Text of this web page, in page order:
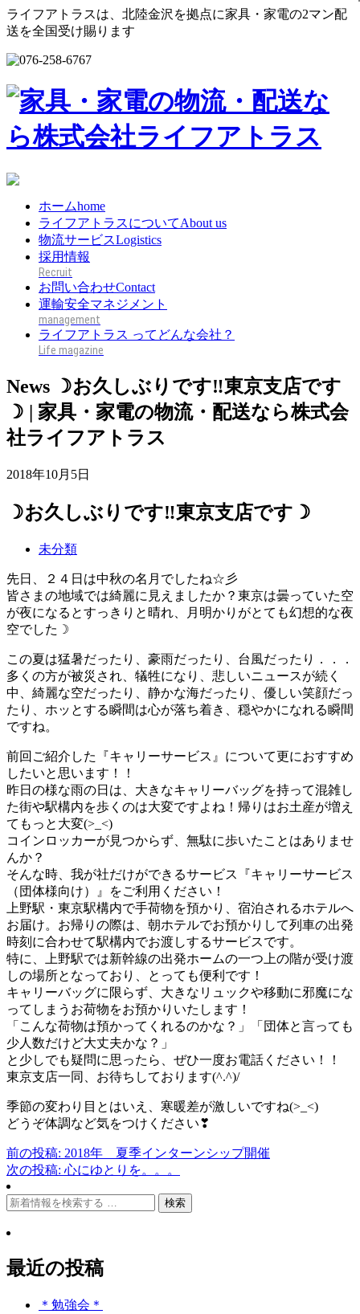
ライフアトラスは、北陸金沢を拠点に家具・家電の2マン配
送を全国受け賜ります
ホームhome
ライフアトラスについてAbout us
物流サービスLogistics
採用情報
お問い合わせContact
運輸安全マネジメント
ライフアトラス ってどんな会社？
News ☽お久しぶりです‼東京支店です
☽ | 家具・家電の物流・配送なら株式会
社ライフアトラス
2018年10月5日
☽お久しぶりです‼東京支店です☽
未分類
先日、２４日は中秋の名月でしたね☆彡
皆さまの地域では綺麗に見えましたか？東京は曇っていた空
が夜になるとすっきりと晴れ、月明かりがとても幻想的な夜
空でした☽
この夏は猛暑だったり、豪雨だったり、台風だったり．．．
多くの方が被災され、犠牲になり、悲しいニュースが続く
中、綺麗な空だったり、静かな海だったり、優しい笑顔だっ
たり、ホッとする瞬間は心が落ち着き、穏やかになれる瞬間
ですね。
前回ご紹介した『キャリーサービス』について更におすすめ
したいと思います！！
昨日の様な雨の日は、大きなキャリーバッグを持って混雑し
た街や駅構内を歩くのは大変ですよね！帰りはお土産が増え
てもっと大変(>_<)
コインロッカーが見つからず、無駄に歩いたことはありませ
んか？
そんな時、我が社だけができるサービス『キャリーサービス
（団体様向け）』をご利用ください！
上野駅・東京駅構内で手荷物を預かり、宿泊されるホテルへ
お届け。お帰りの際は、朝ホテルでお預かりして列車の出発
時刻に合わせて駅構内でお渡しするサービスです。
特に、上野駅では新幹線の出発ホームの一つ上の階が受け渡
しの場所となっており、とっても便利です！
キャリーバッグに限らず、大きなリュックや移動に邪魔にな
ってしまうお荷物をお預かりいたします！
「こんな荷物は預かってくれるのかな？」「団体と言っても
少人数だけど大丈夫かな？」
と少しでも疑問に思ったら、ぜひ一度お電話ください！！
東京支店一同、お待ちしております(^.^)/
季節の変わり目とはいえ、寒暖差が激しいですね(>_<)
どうぞ体調など気をつけください❣
投
稿
ナ
ビ
ゲ
前の投稿: 2018年 夏季インターンシップ開催
次の投稿: 心にゆとりを。。。
検
最近の投稿
＊勉強会＊